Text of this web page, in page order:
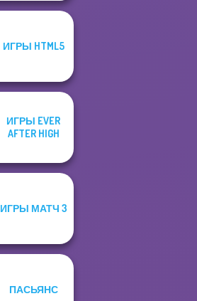
ИГРЫ HTML5
ИГРЫ EVER
AFTER HIGH
ИГРЫ МАТЧ 3
ПАСЬЯНС